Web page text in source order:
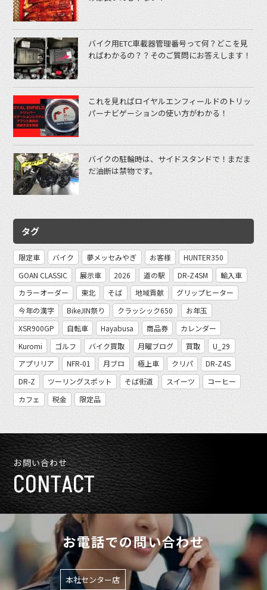
バイク用ETC車載器管理番号って何？どこを見
ればわかるの？？そのご質問にお答えします！
これを見ればロイヤルエンフィールドのトリッ
パーナビゲーションの使い方がわかる！
バイクの駐輪時は、サイドスタンドで！まだま
だ油断は禁物です。
タグ
限定車 バイク 夢メッセみやぎ お客様
HUNTER350
GOAN CLASSIC
展示車 2026 道の駅 DR-Z4SM
輸入車
カラーオーダー
東北 そば 地域貢献
グリップヒーター
今年の漢字
BikeJIN祭り クラッシック650
お年玉
XSR900GP
自転車 Hayabusa 商品券
カレンダー
Kuromi
ゴルフ バイク買取 月曜ブログ 買取
U_29
アプリリア
NFR-01 月ブロ 極上車 クリパ
DR-Z4S
DR-Z
ツーリングスポット そば街道 スイーツ
コーヒー
カフェ
税金 限定品
お問い合わせ
CONTACT
お電話での問い合わせ
本社センター店